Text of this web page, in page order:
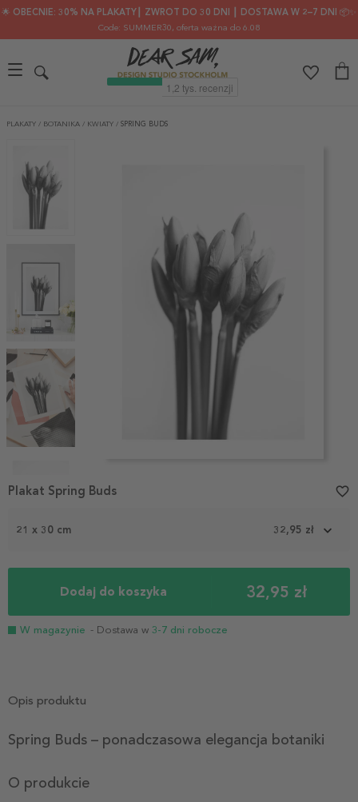
🌟 OBECNIE: 30% NA PLAKATY┃ ZWROT DO 30 DNI ┃ DOSTAWA W 2–7 DNI 📦✨
Code: SUMMER30, oferta ważna do 6.08
PLAKATY / BOTANIKA / KWIATY / SPRING BUDS
1
21 x 30 cm 32,95 zł
Dodaj do koszyka 32,95 zł
W magazynie - Dostawa w 3-7 dni robocze
Plakat Spring Buds favorite_border
Opis produktu
Spring Buds – ponadczasowa elegancja botaniki
O produkcie